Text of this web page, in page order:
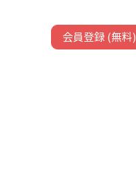
会員登録 (無料)